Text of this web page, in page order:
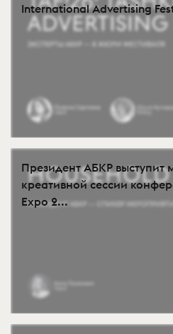
International Advertising
Президент АБКР выступит
креативной сессии
Expo 2...